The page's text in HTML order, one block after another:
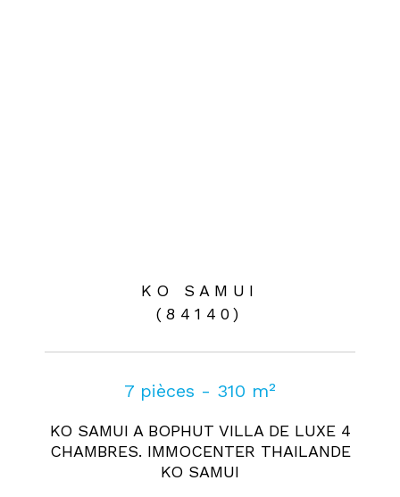
KO SAMUI
(84140)
7 pièces - 310 m²
KO SAMUI A BOPHUT VILLA DE LUXE 4
CHAMBRES. IMMOCENTER THAILANDE
KO SAMUI